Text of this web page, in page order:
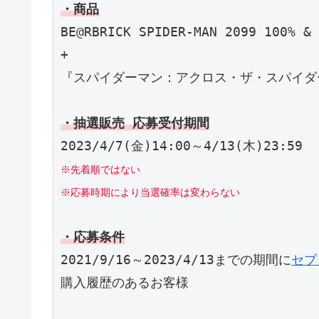
・商品
BE@RBRICK SPIDER-MAN 2099 100% &
+
『スパイダーマン：アクロス・ザ・スパイ
・抽選販売 応募受付期間
※先着順ではない
※応募時期により当選確率は変わらない
・応募条件
2021/9/16～2023/4/13までの期間にセ
購入履歴のあるお客様